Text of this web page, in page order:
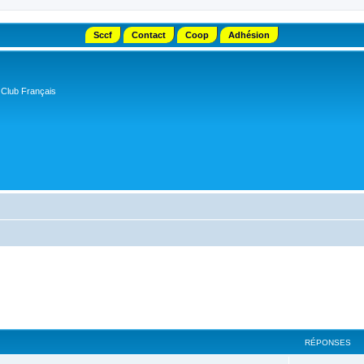
Sccf Contact Coop Adhésion
Français
RÉPONSES